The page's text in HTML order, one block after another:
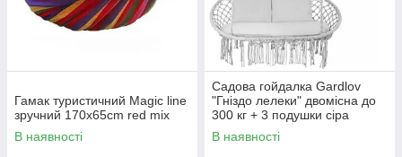
Гамак туристичний Magic line
зручний 170x65cm red mix
В наявності
Садова гойдалка Gardlov
"Гніздо лелеки" двомісна до
300 кг + 3 подушки сіра
В наявності